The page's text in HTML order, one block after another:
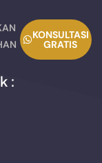
:
KONSULTASI
GRATIS